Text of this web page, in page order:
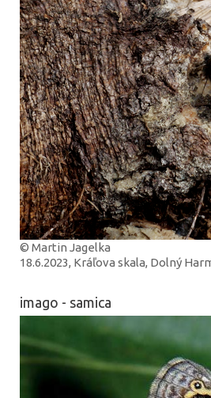
© Martin Jagelka
18.6.2023, Kráľova skala, Dolný
imago - samica